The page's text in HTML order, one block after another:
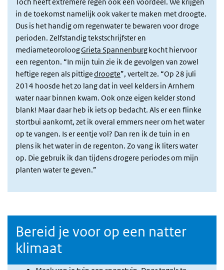
Toch heeft extremere regen ook een voordeel. We krijgen
in de toekomst namelijk ook vaker te maken met droogte.
Dus is het handig om regenwater te bewaren voor droge
perioden. Zelfstandig tekstschrijfster en
mediameteoroloogGrieta Spannenburgkocht hiervoor
een regenton. “In mijn tuin zie ik de gevolgen van zowel
heftige regen als pittigedroogte”, vertelt ze. “Op 28 juli
2014 hoosde het zo lang dat in veel kelders in Arnhem
water naar binnen kwam. Ook onze eigen kelder stond
blank! Maar daar heb ik iets op bedacht. Als er een flinke
stortbui aankomt, zet ik overal emmers neer om het water
op te vangen. Is er eentje vol? Dan ren ik de tuin in en
plens ik het water in de regenton. Zo vang ik liters water
op. Die gebruik ik dan tijdens drogere periodes om mijn
planten water te geven.”
Bereid je voor op een natter
klimaat